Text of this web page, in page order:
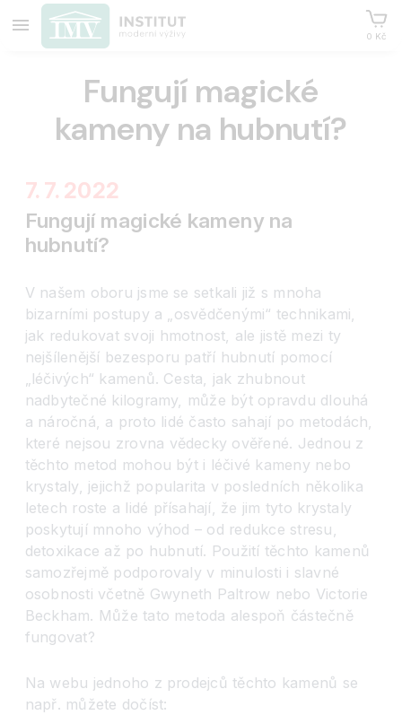
0 Kč
Fungují magické
kameny na hubnutí?
7. 7. 2022
Fungují magické kameny na
hubnutí?
V našem oboru jsme se setkali již s mnoha
bizarními postupy a „osvědčenými“ technikami,
jak redukovat svoji hmotnost, ale jistě mezi ty
nejšílenější bezesporu patří hubnutí pomocí
„léčivých“ kamenů. Cesta, jak zhubnout
nadbytečné kilogramy, může být opravdu dlouhá
a náročná, a proto lidé často sahají po metodách,
které nejsou zrovna vědecky ověřené. Jednou z
těchto metod mohou být i léčivé kameny nebo
krystaly, jejichž popularita v posledních několika
letech roste a lidé přísahají, že jim tyto krystaly
poskytují mnoho výhod – od redukce stresu,
detoxikace až po hubnutí. Použití těchto kamenů
samozřejmě podporovaly v minulosti i slavné
osobnosti včetně Gwyneth Paltrow nebo Victorie
Beckham. Může tato metoda alespoň částečně
fungovat?
Na webu jednoho z prodejců těchto kamenů se
např. můžete dočíst: